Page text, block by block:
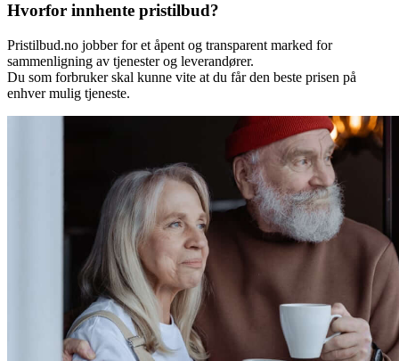
Hvorfor innhente pristilbud?
Pristilbud.no jobber for et åpent og transparent marked for
sammenligning av tjenester og leverandører.
Du som forbruker skal kunne vite at du får den beste prisen på
enhver mulig tjeneste.